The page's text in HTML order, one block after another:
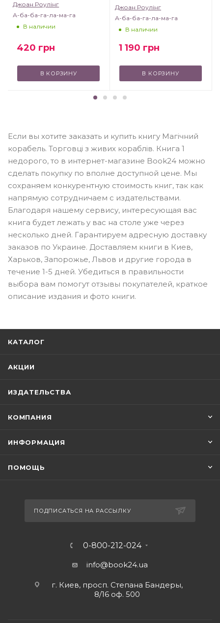
Джоан Роулінг
А-ба-ба-га-ла-ма-га
В наличии
420 грн
В КОРЗИНУ
Джоан Роулінг
А-ба-ба-га-ла-ма-га
В наличии
1 190 грн
В КОРЗИНУ
Если вы хотите заказать и купить книгу Магічний
корабель. Торговці з живих кораблів. Книга 1
недорого, то в интернет-магазине Book24 можно
сделать покупку по вполне доступной цене. Мы
сохраняем конкурентную стоимость книг, так как
напрямую сотрудничаем с издательствами.
Благодаря нашему сервису, интересующая вас
книга будет лежать у вас на столе уже через
несколько дней. Гарантируем адресную доставку
заказов по Украине. Доставляем книги в Киев,
Харьков, Запорожье, Львов и другие города в
течение 1-5 дней. Убедиться в правильности
выбора вам помогут отзывы покупателей, краткое
описание издания и фото книги.
КАТАЛОГ
АКЦИИ
ИЗДАТЕЛЬСТВА
КОМПАНИЯ
ИНФОРМАЦИЯ
ПОМОЩЬ
ПОДПИСАТЬСЯ НА РАССЫЛКУ
0-800-212-024
info@book24.ua
г. Киев, просп. Степана Бандеры,
8/16 оф. 500